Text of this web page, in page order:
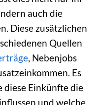
auch die
Diese zusätzlichen
Quellen
, Nebenjobs
Es
diese Einkünfte die
und welche